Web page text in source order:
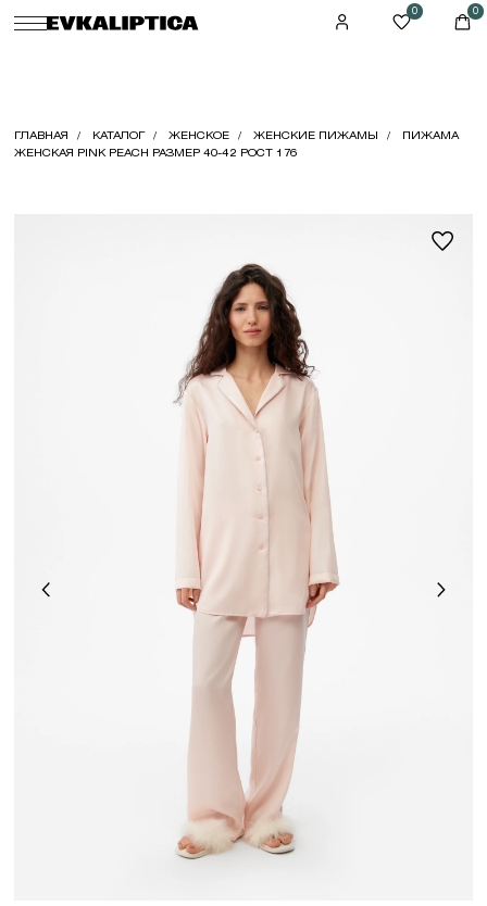
0 0
ГЛАВНАЯ КАТАЛОГ ЖЕНСКОЕ ЖЕНСКИЕ ПИЖАМЫ
ПИЖАМА
ЖЕНСКАЯ PINK PEACH РАЗМЕР 40-42 РОСТ 176